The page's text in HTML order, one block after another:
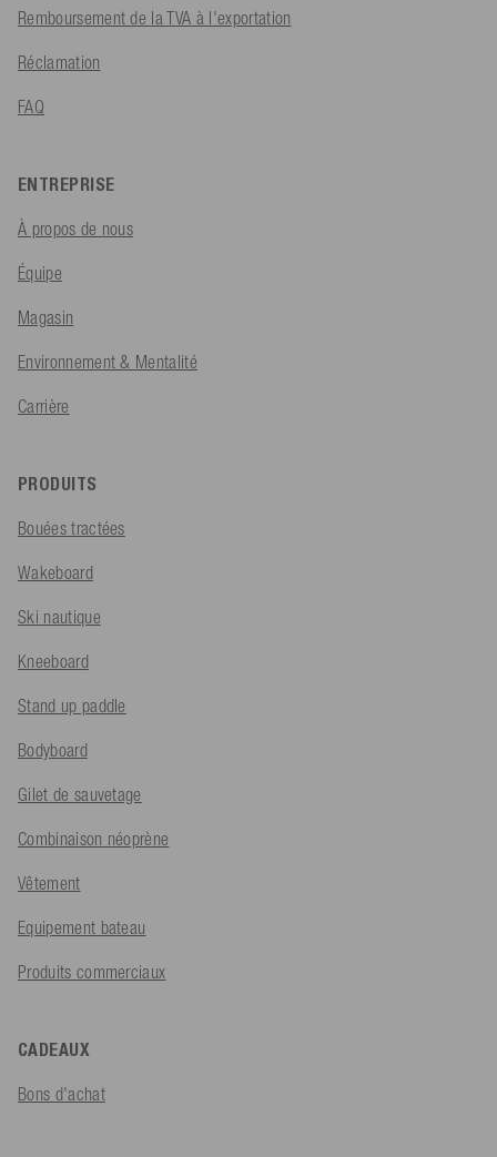
Remboursement de la TVA à l'exportation
Réclamation
FAQ
ENTREPRISE
À propos de nous
Équipe
Magasin
Environnement & Mentalité
Carrière
PRODUITS
Bouées tractées
Wakeboard
Ski nautique
Kneeboard
Stand up paddle
Bodyboard
Gilet de sauvetage
Combinaison néoprène
Vêtement
Equipement bateau
Produits commerciaux
CADEAUX
Bons d'achat